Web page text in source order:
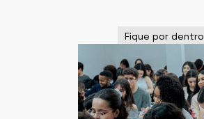
Fique por dentro